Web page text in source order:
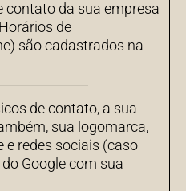
contato da sua empresa
de
são cadastrados na
de contato, a sua
sua logomarca,
e redes sociais (caso
Google com sua